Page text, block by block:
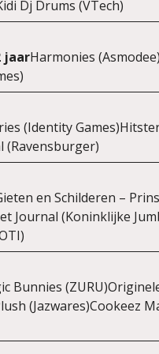
Dj Drums (VTech)
jaarHarmonies
(Identity
(Ravensburger)
en Schilderen –
Journal (Koninklijke
Bunnies
(Jazwares)Cookeez